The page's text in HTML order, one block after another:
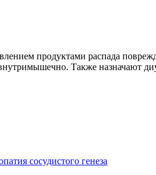
продуктами распада
Также назначают
сосудистого генеза